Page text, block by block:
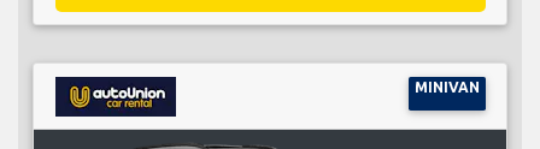
MINIVAN